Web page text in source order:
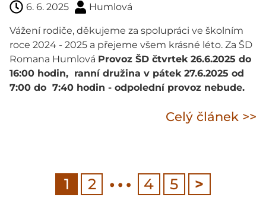
6. 6. 2025 Humlová
Vážení rodiče, děkujeme za spolupráci ve školním
roce 2024 - 2025 a přejeme všem krásné léto. Za ŠD
Romana Humlová Provoz ŠD čtvrtek 26.6.2025 do
16:00 hodin, ranní družina v pátek 27.6.2025 od
7:00 do 7:40 hodin - odpolední provoz nebude.
Celý článek >>
1 2 … 4 5 >